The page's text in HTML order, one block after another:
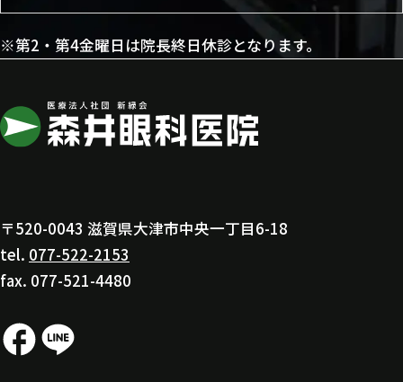
※第2・第4金曜日は院長終日休診となります。
〒520-0043 滋賀県大津市中央一丁目6-18
tel. 077-522-2153
fax. 077-521-4480